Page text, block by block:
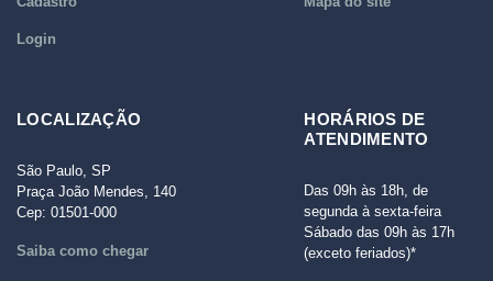
Login
LOCALIZAÇÃO
São Paulo, SP
Praça João Mendes, 140
Cep: 01501-000
Saiba como chegar
HORÁRIOS DE
ATENDIMENTO
Das 09h às 18h, de
segunda à sexta-feira
Sábado das 09h às 17h
(exceto feriados)*